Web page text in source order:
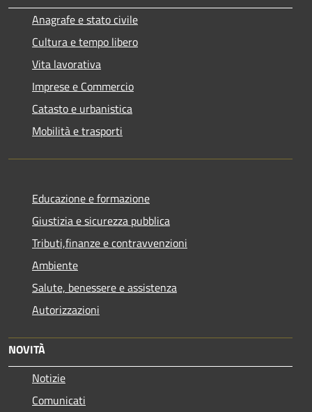
Anagrafe e stato civile
Cultura e tempo libero
Vita lavorativa
Imprese e Commercio
Catasto e urbanistica
Mobilità e trasporti
Educazione e formazione
Giustizia e sicurezza pubblica
Tributi,finanze e contravvenzioni
Ambiente
Salute, benessere e assistenza
Autorizzazioni
NOVITÀ
Notizie
Comunicati